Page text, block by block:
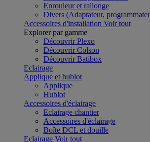
Enrouleur et rallonge
Divers (Adaptateur,
Accessoires d'installation Voir tout
Explorer par gamme
Découvrir Plexo
Découvrir Colson
Découvrir Batibox
Eclairage
Applique et hublot
Applique
Hublot
Accessoires d'éclairage
Eclairage chantier
Accessoires d'éclairage
Boîte DCL et douille
Eclairage Voir tout